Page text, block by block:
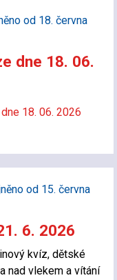
od 18. června
dne 18. 06.
18. 06. 2026
od 15. června
6. 2026
kvíz, dětské
nad vlekem a vítání